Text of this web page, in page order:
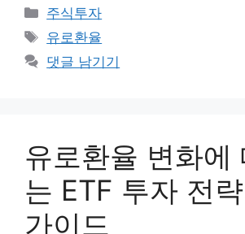
카
테
고
리
주식투자
태
그
유로환율
댓글 남기기
유로환율 변화에
는 ETF 투자 전
가이드